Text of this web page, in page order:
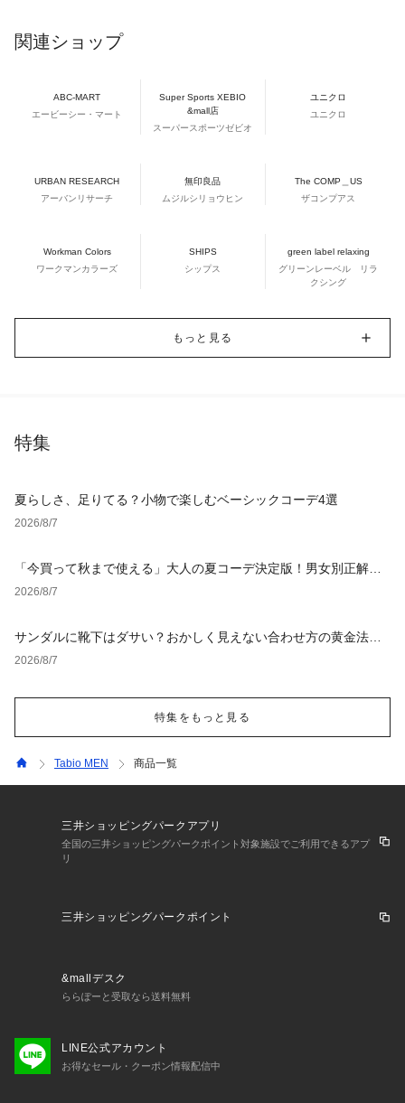
関連ショップ
ABC-MART
エービーシー・マート
Super Sports XEBIO
&mall店
スーパースポーツゼビオ
ユニクロ
ユニクロ
URBAN RESEARCH
アーバンリサーチ
無印良品
ムジルシリョウヒン
The COMP＿US
ザコンプアス
Workman Colors
ワークマンカラーズ
SHIPS
シップス
green label relaxing
グリーンレーベル リラ
クシング
もっと見る
特集
夏らしさ、足りてる？小物で楽しむベーシックコーデ4選
2026/8/7
「今買って秋まで使える」大人の夏コーデ決定版！男女別正解ス
タイルとNGな着こなし
2026/8/7
サンダルに靴下はダサい？おかしく見えない合わせ方の黄金法則
と男女別おすすめコーデ
2026/8/7
特集をもっと見る
Tabio MEN 商品一覧
三井ショッピングパークアプリ
全国の三井ショッピングパークポイント対象施設でご利用できるアプ
リ
三井ショッピングパークポイント
&mallデスク
ららぽーと受取なら送料無料
LINE公式アカウント
お得なセール・クーポン情報配信中